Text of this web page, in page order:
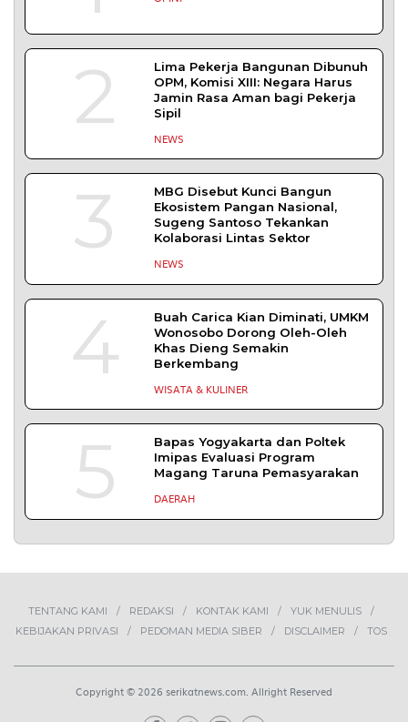
2
Lima Pekerja Bangunan Dibunuh
OPM, Komisi XIII: Negara Harus
Jamin Rasa Aman bagi Pekerja
Sipil
NEWS
3
MBG Disebut Kunci Bangun
Ekosistem Pangan Nasional,
Sugeng Santoso Tekankan
Kolaborasi Lintas Sektor
NEWS
4
Buah Carica Kian Diminati, UMKM
Wonosobo Dorong Oleh-Oleh
Khas Dieng Semakin
Berkembang
WISATA & KULINER
5
Bapas Yogyakarta dan Poltek
Imipas Evaluasi Program
Magang Taruna Pemasyarakan
DAERAH
TENTANG KAMI REDAKSI KONTAK KAMI
YUK MENULIS
KEBIJAKAN PRIVASI
PEDOMAN MEDIA SIBER DISCLAIMER TOS
Copyright © 2026 serikatnews.com. Allright Reserved